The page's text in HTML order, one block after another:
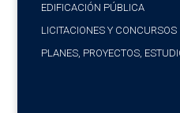
EDIFICACIÓN PÚBLICA
LICITACIONES Y CONCURSOS
PLANES, PROYECTOS,